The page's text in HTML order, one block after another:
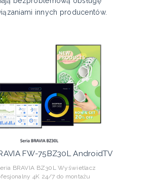
innych producentów.
FW-75BZ30L AndroidTV
BRAVIA BZ30L Wyświetlacz
4K 24/7 do montażu